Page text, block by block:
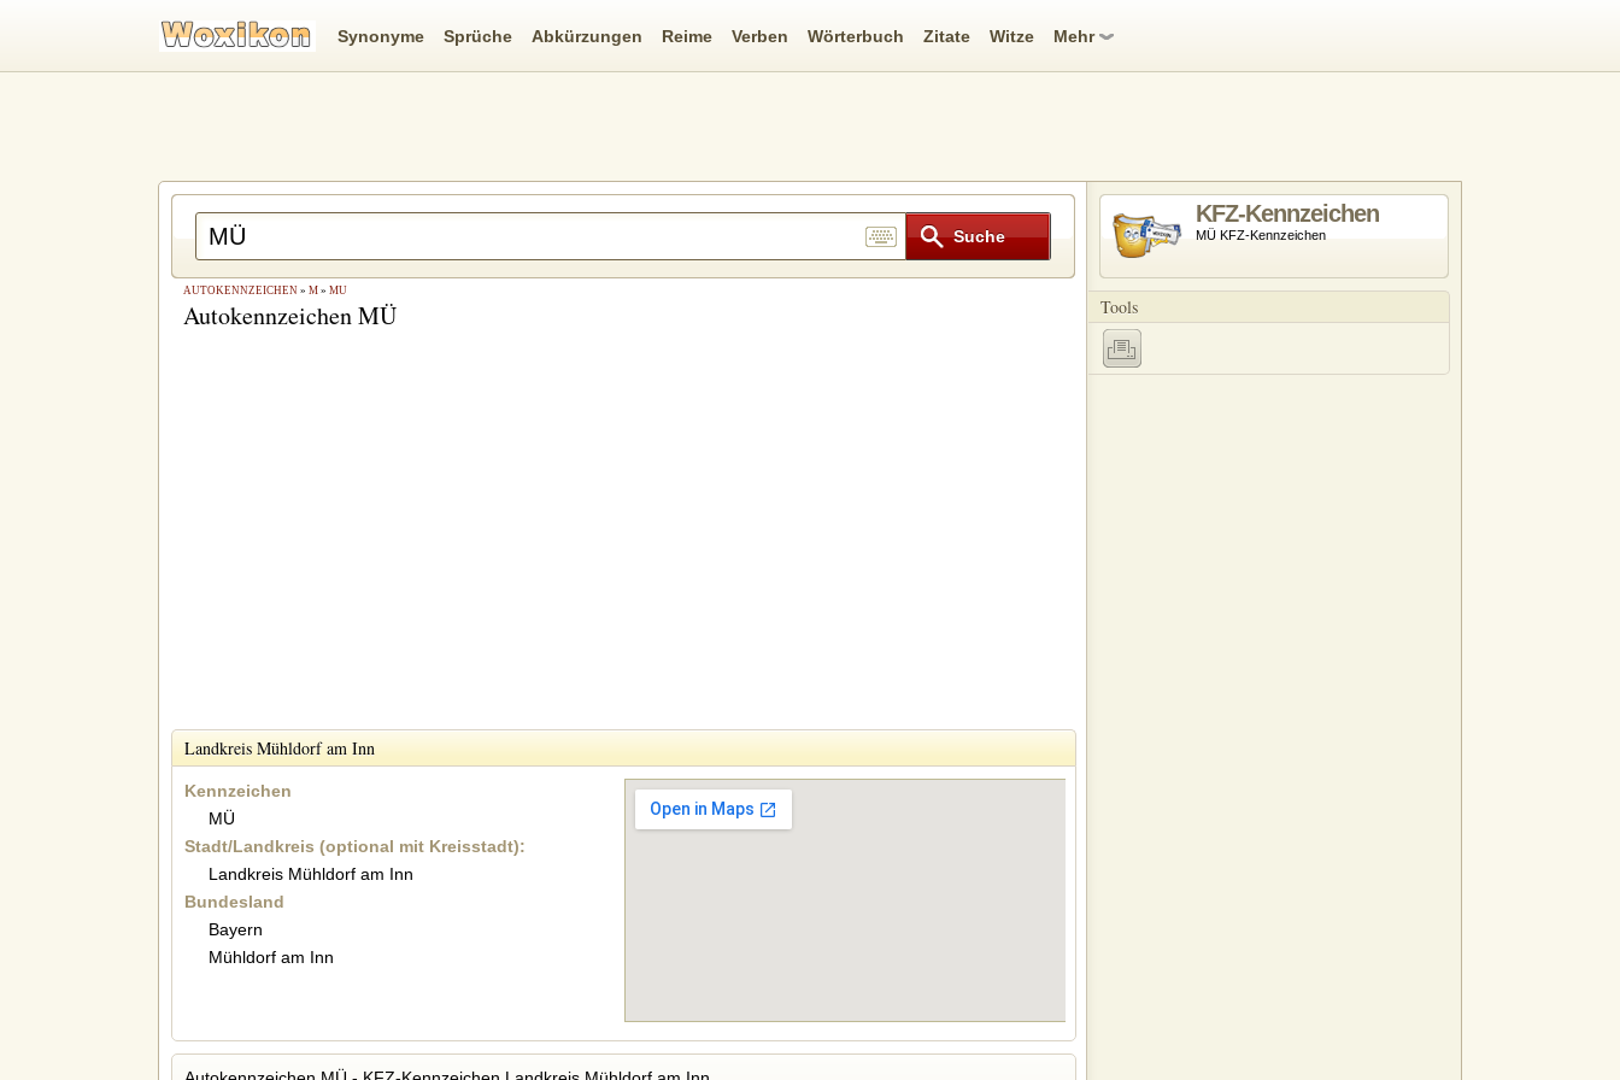
KFZ-Kennzeichen
MÜ KFZ-Kennzeichen
AUTOKENNZEICHEN » M » MÜ
Autokennzeichen MÜ
Landkreis Mühldorf am Inn
Kennzeichen
MÜ
Stadt/Landkreis (optional mit Kreisstadt):
Landkreis Mühldorf am Inn
Bundesland
Bayern
Mühldorf am Inn
Tools
Synonyme Sprüche Abkürzungen Reime Verben Wörterbuch Zitate Witze Mehr